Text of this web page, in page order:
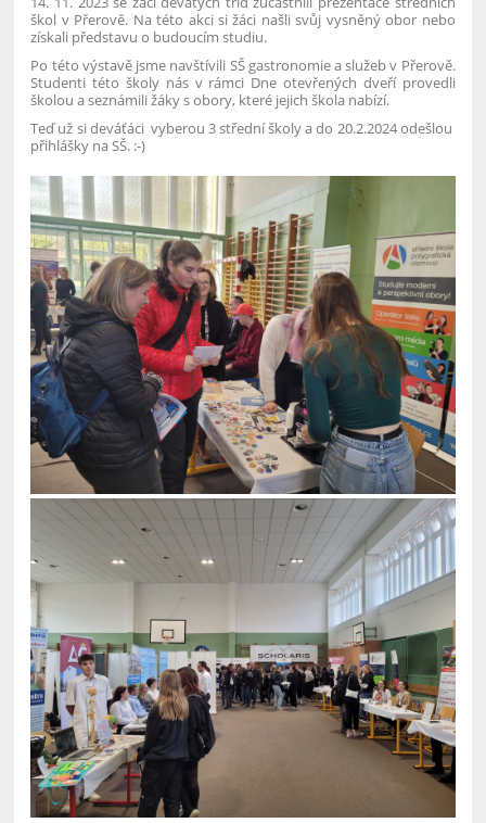
škol v Přerově. Na této akci si žáci našli svůj vysněný obor nebo
získali představu o budoucím studiu.
Po této výstavě jsme navštívili SŠ gastronomie a služeb v Přerově.
Studenti této školy nás v rámci Dne otevřených dveří provedli
školou a seznámili žáky s obory, které jejich škola nabízí.
Teď už si deváťáci vyberou 3 střední školy a do 20.2.2024 odešlou
přihlášky na SŠ. :-)